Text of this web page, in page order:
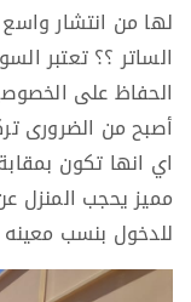
لها من انتشار
الساتر ؟؟تعتبر
الحفاظ على
أصبح من الضرورى
اي انها تكون
مميز يحجب المنزل
للدخول بنسب